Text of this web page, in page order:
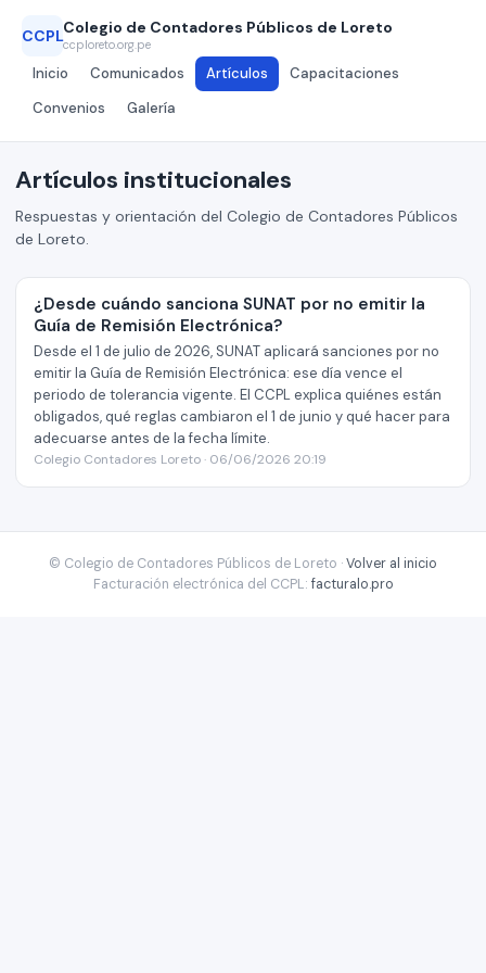
CCPLColegio de Contadores Públicos de Loreto
ccploreto.org.pe
Inicio Comunicados Artículos
Capacitaciones
Convenios
Galería
Artículos institucionales
Respuestas y orientación del Colegio de Contadores Públicos
de Loreto.
¿Desde cuándo sanciona SUNAT por no emitir la
Guía de Remisión Electrónica?
Desde el 1 de julio de 2026, SUNAT aplicará sanciones por no
emitir la Guía de Remisión Electrónica: ese día vence el
periodo de tolerancia vigente. El CCPL explica quiénes están
obligados, qué reglas cambiaron el 1 de junio y qué hacer para
adecuarse antes de la fecha límite.
Colegio Contadores Loreto · 06/06/2026 20:19
© Colegio de Contadores Públicos de Loreto ·Volver al inicio
Facturación electrónica del CCPL: facturalo.pro